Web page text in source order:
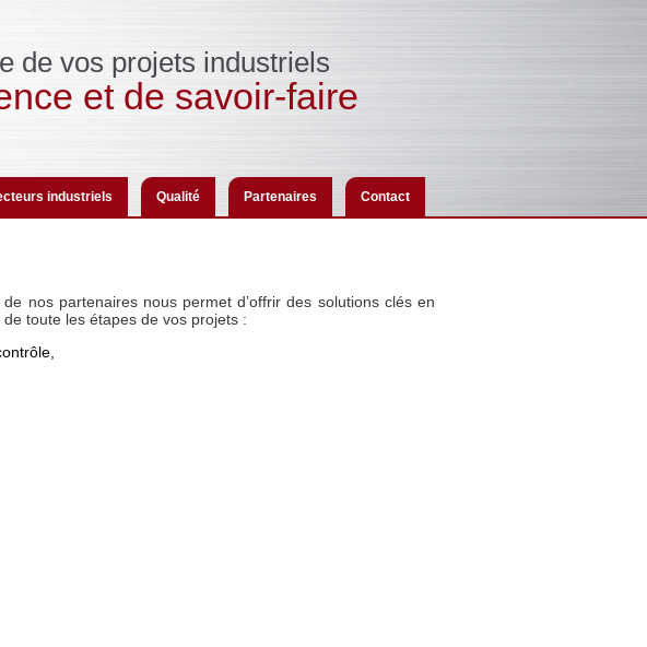
de vos projets industriels
et de savoir-faire
industriels Qualité Partenaires Contact
nos partenaires nous permet d’offrir des solutions clés en
toute les étapes de vos projets :